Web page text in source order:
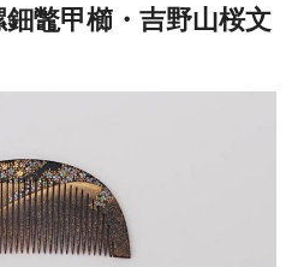
鼈甲櫛・吉野山桜文